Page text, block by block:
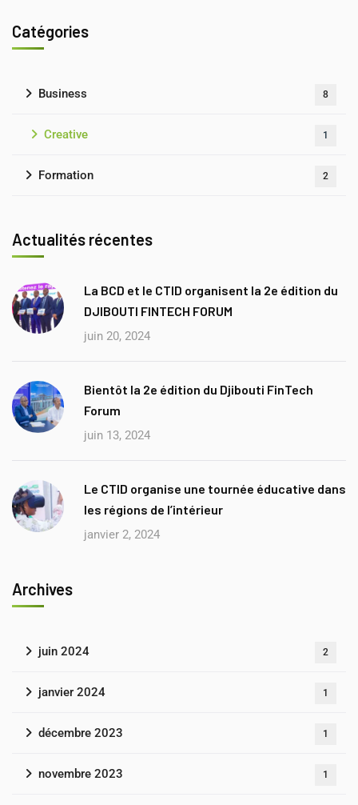
Catégories
Business 8
Creative 1
Formation 2
Actualités récentes
La BCD et le CTID organisent la 2e édition du
DJIBOUTI FINTECH FORUM
juin 20, 2024
Bientôt la 2e édition du Djibouti FinTech
Forum
juin 13, 2024
Le CTID organise une tournée éducative dans
les régions de l’intérieur
janvier 2, 2024
Archives
juin 2024 2
janvier 2024 1
décembre 2023 1
novembre 2023 1